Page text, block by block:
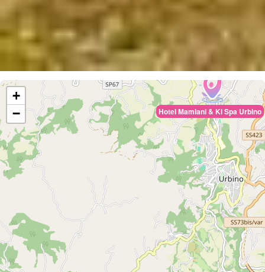
Hotel Mamiani & Ki Spa Urbino
+
−